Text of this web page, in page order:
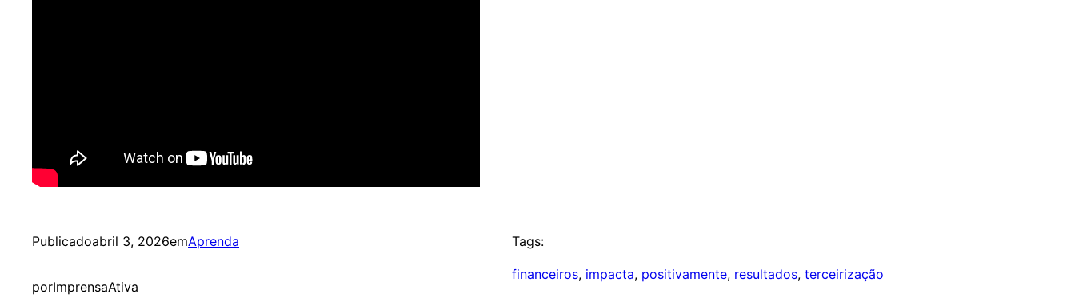
Publicadoabril 3, 2026emAprenda
porImprensaAtiva
Tags:
financeiros, impacta, positivamente, resultados, terceirização